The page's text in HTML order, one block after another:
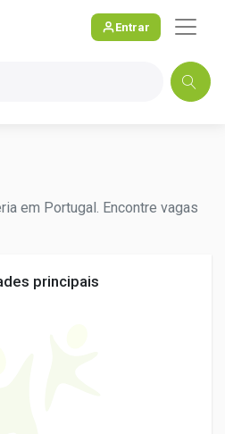
Entrar
em Portugal. Encontre vagas
principais